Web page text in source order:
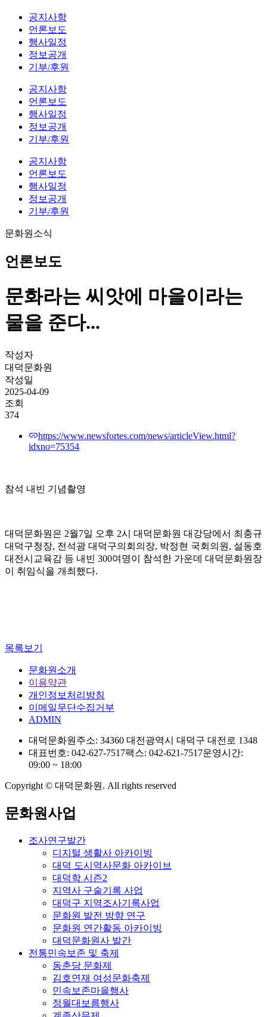
공지사항
언론보도
행사일정
정보공개
기부/후원
공지사항
언론보도
행사일정
정보공개
기부/후원
공지사항
언론보도
행사일정
정보공개
기부/후원
문화원소식
언론보도
문화라는 씨앗에 마을이라는
물을 준다...
작성자
대덕문화원
작성일
2025-04-09
조회
374
https://www.newsfortes.com/news/articleView.html?
idxno=75354
참석 내빈 기념촬영
대덕문화원은 2월7일 오후 2시 대덕문화원 대강당에서 최충규
대덕구청장, 전석광 대덕구의회의장, 박정현 국회의원, 설동호
대전시교육감 등 내빈 300여명이 참석한 가운데 대덕문화원장
이 취임식을 개최했다.
목록보기
문화원소개
이용약관
개인정보처리방침
이메일무단수집거부
ADMIN
대덕문화원 주소: 34360 대전광역시 대덕구 대전로 1348
대표번호: 042-627-7517팩스: 042-621-7517운영시간:
09:00 ~ 18:00
Copyright © 대덕문화원. All rights reserved
문화원사업
조사연구발간
디지털 생활사 아카이빙
대덕 도시역사문화 아카이브
대덕학 시즌2
지역사 구술기록 사업
대덕구 지역조사기록사업
문화원 발전 방향 연구
문화원 연간활동 아카이빙
대덕문화원사 발간
전통민속보존 및 축제
동춘당 문화제
김호연재 여성문화축제
민속보존마을행사
정월대보름행사